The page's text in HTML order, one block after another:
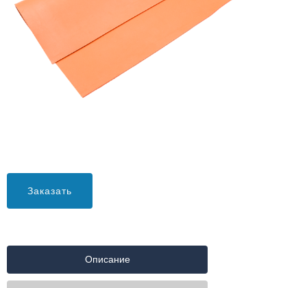
Заказать
Описание